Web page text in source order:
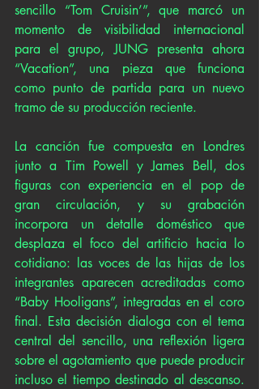
sencillo “Tom Cruisin’”, que marcó un
momento de visibilidad internacional
para el grupo, JUNG presenta ahora
“Vacation”, una pieza que funciona
como punto de partida para un nuevo
tramo de su producción reciente.
La canción fue compuesta en Londres
junto a Tim Powell y James Bell, dos
figuras con experiencia en el pop de
gran circulación, y su grabación
incorpora un detalle doméstico que
desplaza el foco del artificio hacia lo
cotidiano: las voces de las hijas de los
integrantes aparecen acreditadas como
“Baby Hooligans”, integradas en el coro
final. Esta decisión dialoga con el tema
central del sencillo, una reflexión ligera
sobre el agotamiento que puede producir
incluso el tiempo destinado al descanso.